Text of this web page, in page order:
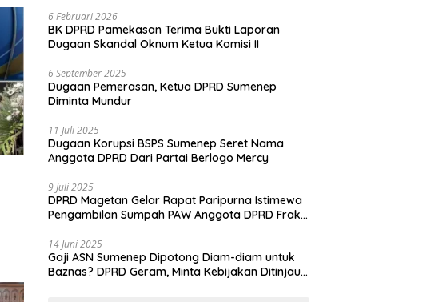
6 Februari 2026
BK DPRD Pamekasan Terima Bukti Laporan
Dugaan Skandal Oknum Ketua Komisi II
6 September 2025
Dugaan Pemerasan, Ketua DPRD Sumenep
Diminta Mundur
11 Juli 2025
Dugaan Korupsi BSPS Sumenep Seret Nama
Anggota DPRD Dari Partai Berlogo Mercy
9 Juli 2025
DPRD Magetan Gelar Rapat Paripurna Istimewa
Pengambilan Sumpah PAW Anggota DPRD Fraksi
14 Juni 2025
Gaji ASN Sumenep Dipotong Diam-diam untuk
Baznas? DPRD Geram, Minta Kebijakan Ditinjau